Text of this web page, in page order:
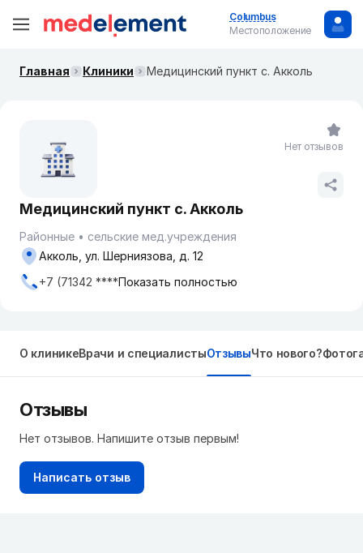
Columbus
Местоположение
Главная Клиники Медицинский пункт с. Акколь
Медицинский пункт с. Акколь
Районные
сельские мед.учреждения
Акколь, ул. Шерниязова, д. 12
+7 (71342 ****Показать полностью
Нет отзывов
О клиникеВрачи и специалистыОтзывыЧто нового?
Отзывы
Нет отзывов. Напишите отзыв первым!
Написать отзыв